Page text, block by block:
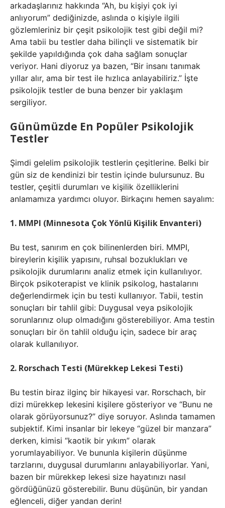
arkadaşlarınız hakkında “Ah, bu kişiyi çok iyi
anlıyorum” dediğinizde, aslında o kişiyle ilgili
gözlemleriniz bir çeşit psikolojik test gibi değil mi?
Ama tabii bu testler daha bilinçli ve sistematik bir
şekilde yapıldığında çok daha sağlam sonuçlar
veriyor. Hani diyoruz ya bazen, “Bir insanı tanımak
yıllar alır, ama bir test ile hızlıca anlayabiliriz.” İşte
psikolojik testler de buna benzer bir yaklaşım
sergiliyor.
Günümüzde En Popüler Psikolojik
Testler
Şimdi gelelim psikolojik testlerin çeşitlerine. Belki bir
gün siz de kendinizi bir testin içinde bulursunuz. Bu
testler, çeşitli durumları ve kişilik özelliklerini
anlamamıza yardımcı oluyor. Birkaçını hemen sayalım:
1. MMPI (Minnesota Çok Yönlü Kişilik Envanteri)
Bu test, sanırım en çok bilinenlerden biri. MMPI,
bireylerin kişilik yapısını, ruhsal bozuklukları ve
psikolojik durumlarını analiz etmek için kullanılıyor.
Birçok psikoterapist ve klinik psikolog, hastalarını
değerlendirmek için bu testi kullanıyor. Tabii, testin
sonuçları bir tahlil gibi: Duygusal veya psikolojik
sorunlarınız olup olmadığını gösterebiliyor. Ama testin
sonuçları bir ön tahlil olduğu için, sadece bir araç
olarak kullanılıyor.
2. Rorschach Testi (Mürekkep Lekesi Testi)
Bu testin biraz ilginç bir hikayesi var. Rorschach, bir
dizi mürekkep lekesini kişilere gösteriyor ve “Bunu ne
olarak görüyorsunuz?” diye soruyor. Aslında tamamen
subjektif. Kimi insanlar bir lekeye “güzel bir manzara”
derken, kimisi “kaotik bir yıkım” olarak
yorumlayabiliyor. Ve bununla kişilerin düşünme
tarzlarını, duygusal durumlarını anlayabiliyorlar. Yani,
bazen bir mürekkep lekesi size hayatınızı nasıl
gördüğünüzü gösterebilir. Bunu düşünün, bir yandan
eğlenceli, diğer yandan derin!